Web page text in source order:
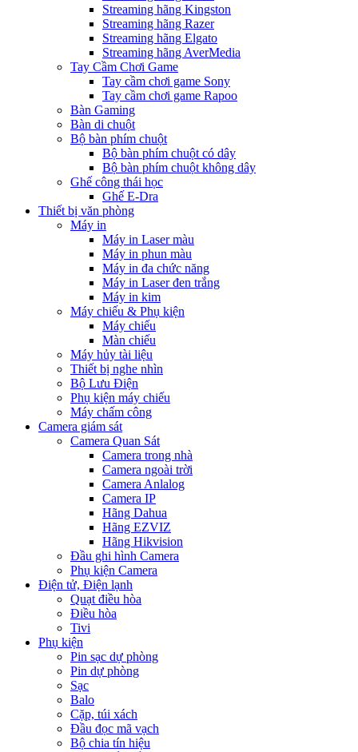
Streaming hãng Kingston
Streaming hãng Razer
Streaming hãng Elgato
Streaming hãng AverMedia
Tay Cầm Chơi Game
Tay cầm chơi game Sony
Tay cầm chơi game Rapoo
Bàn Gaming
Bàn di chuột
Bộ bàn phím chuột
Bộ bàn phím chuột có dây
Bộ bàn phím chuột không dây
Ghế công thái học
Ghế E-Dra
Thiết bị văn phòng
Máy in
Máy in Laser màu
Máy in phun màu
Máy in đa chức năng
Máy in Laser đen trắng
Máy in kim
Máy chiếu & Phụ kiện
Máy chiếu
Màn chiếu
Máy hủy tài liệu
Thiết bị nghe nhìn
Bộ Lưu Điện
Phụ kiện máy chiếu
Máy chấm công
Camera giám sát
Camera Quan Sát
Camera trong nhà
Camera ngoài trời
Camera Anlalog
Camera IP
Hãng Dahua
Hãng EZVIZ
Hãng Hikvision
Đầu ghi hình Camera
Phụ kiện Camera
Điện tử, Điện lạnh
Quạt điều hòa
Điều hòa
Tivi
Phụ kiện
Pin sạc dự phòng
Pin dự phòng
Sạc
Balo
Cặp, túi xách
Đầu đọc mã vạch
Bộ chia tín hiệu